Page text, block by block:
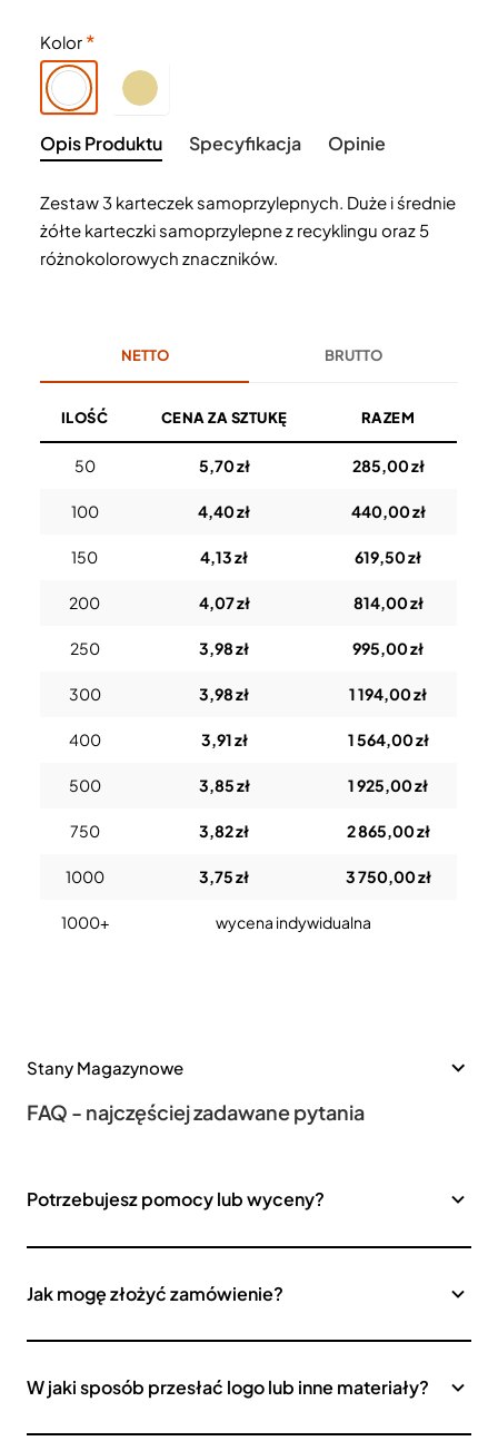
Kolor
Opis Produktu Specyfikacja Opinie
Zestaw 3 karteczek samoprzylepnych. Duże i średnie
żółte karteczki samoprzylepne z recyklingu oraz 5
różnokolorowych znaczników.
NETTO BRUTTO
ILOŚĆ CENA ZA SZTUKĘ RAZEM
50 5,70 zł 285,00 zł
100 4,40 zł 440,00 zł
150 4,13 zł 619,50 zł
200 4,07 zł 814,00 zł
250 3,98 zł 995,00 zł
300 3,98 zł 1 194,00 zł
400 3,91 zł 1 564,00 zł
500 3,85 zł 1 925,00 zł
750 3,82 zł 2 865,00 zł
1000 3,75 zł 3 750,00 zł
1000+ wycena indywidualna
Stany Magazynowe
FAQ - najczęściej zadawane pytania
Potrzebujesz pomocy lub wyceny?
Jak mogę złożyć zamówienie?
W jaki sposób przesłać logo lub inne materiały?